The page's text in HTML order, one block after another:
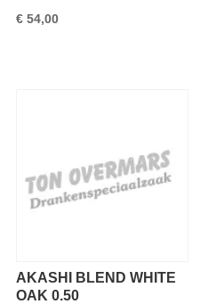
€ 54,00
AKASHI BLEND WHITE
OAK 0.50